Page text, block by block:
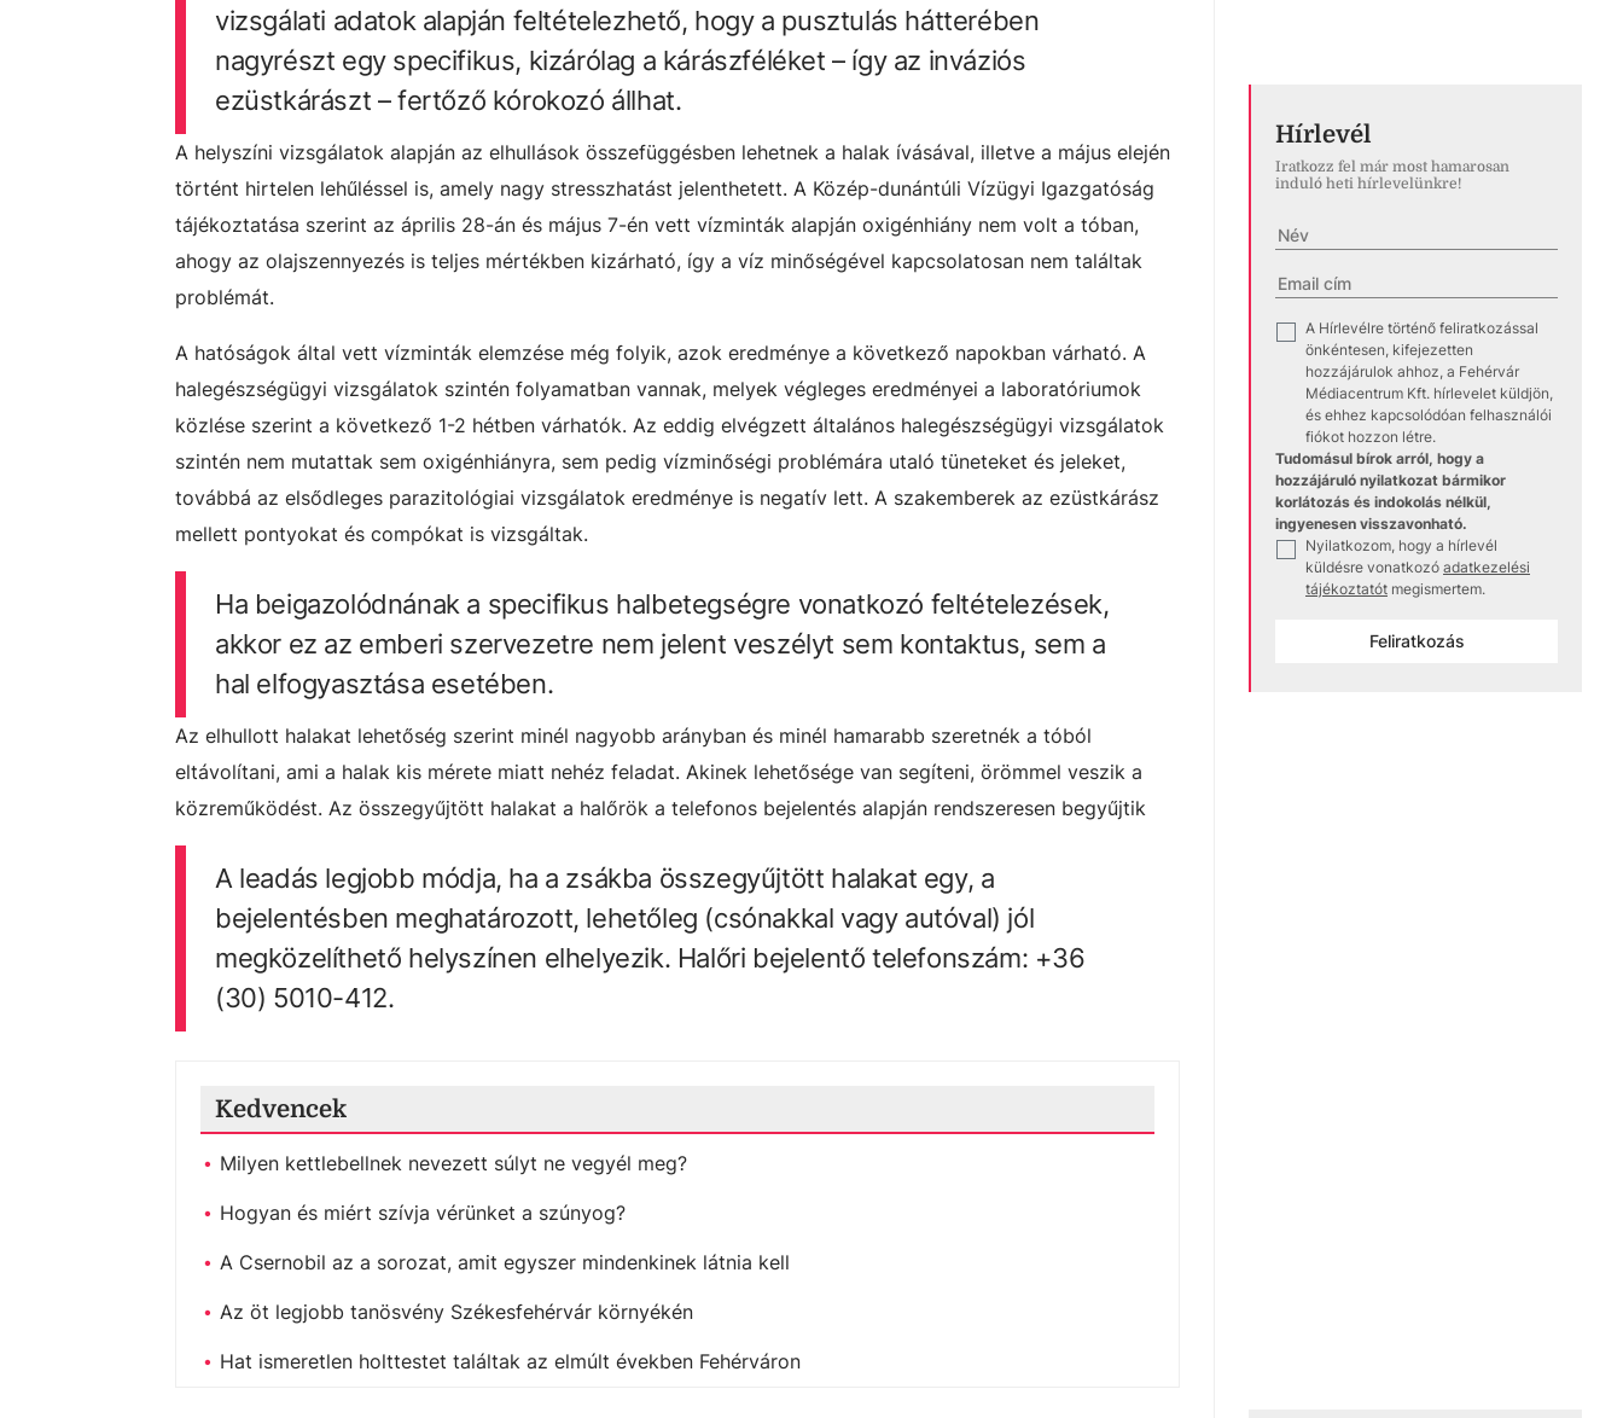
vizsgálati adatok alapján feltételezhető, hogy a pusztulás hátterében
nagyrészt egy specifikus, kizárólag a kárászféléket – így az inváziós
ezüstkárászt – fertőző kórokozó állhat.
A helyszíni vizsgálatok alapján az elhullások összefüggésben lehetnek a halak ívásával, illetve a május elején
történt hirtelen lehűléssel is, amely nagy stresszhatást jelenthetett. A Közép-dunántúli Vízügyi Igazgatóság
tájékoztatása szerint az április 28-án és május 7-én vett vízminták alapján oxigénhiány nem volt a tóban,
ahogy az olajszennyezés is teljes mértékben kizárható, így a víz minőségével kapcsolatosan nem találtak
problémát.
A hatóságok által vett vízminták elemzése még folyik, azok eredménye a következő napokban várható. A
halegészségügyi vizsgálatok szintén folyamatban vannak, melyek végleges eredményei a laboratóriumok
közlése szerint a következő 1-2 hétben várhatók. Az eddig elvégzett általános halegészségügyi vizsgálatok
szintén nem mutattak sem oxigénhiányra, sem pedig vízminőségi problémára utaló tüneteket és jeleket,
továbbá az elsődleges parazitológiai vizsgálatok eredménye is negatív lett. A szakemberek az ezüstkárász
mellett pontyokat és compókat is vizsgáltak.
Ha beigazolódnának a specifikus halbetegségre vonatkozó feltételezések,
akkor ez az emberi szervezetre nem jelent veszélyt sem kontaktus, sem a
hal elfogyasztása esetében.
Az elhullott halakat lehetőség szerint minél nagyobb arányban és minél hamarabb szeretnék a tóból
eltávolítani, ami a halak kis mérete miatt nehéz feladat. Akinek lehetősége van segíteni, örömmel veszik a
közreműködést. Az összegyűjtött halakat a halőrök a telefonos bejelentés alapján rendszeresen begyűjtik
A leadás legjobb módja, ha a zsákba összegyűjtött halakat egy, a
bejelentésben meghatározott, lehetőleg (csónakkal vagy autóval) jól
megközelíthető helyszínen elhelyezik. Halőri bejelentő telefonszám: +36
(30) 5010-412.
Kedvencek
Milyen kettlebellnek nevezett súlyt ne vegyél meg?
Hogyan és miért szívja vérünket a szúnyog?
A Csernobil az a sorozat, amit egyszer mindenkinek látnia kell
Az öt legjobb tanösvény Székesfehérvár környékén
Hat ismeretlen holttestet találtak az elmúlt években Fehérváron
Hírlevél
Iratkozz fel már most hamarosan
induló heti hírlevelünkre!
✓
A Hírlevélre történő feliratkozással
önkéntesen, kifejezetten
hozzájárulok ahhoz, a Fehérvár
Médiacentrum Kft. hírlevelet küldjön,
és ehhez kapcsolódóan felhasználói
fiókot hozzon létre.
Tudomásul bírok arról, hogy a
hozzájáruló nyilatkozat bármikor
korlátozás és indokolás nélkül,
ingyenesen visszavonható.
✓
Nyilatkozom, hogy a hírlevél
küldésre vonatkozó adatkezelési
tájékoztatót megismertem.
Feliratkozás